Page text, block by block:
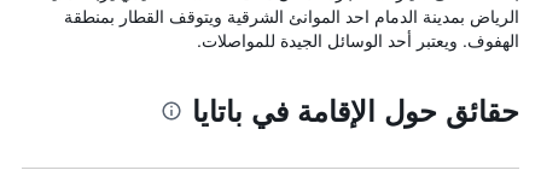
الرياض بمدينة الدمام احد الموانئ الشرقية ويتوقف القطار بمنطقة
الهفوف. ويعتبر أحد الوسائل الجيدة للمواصلات.
حقائق حول الإقامة في باتايا